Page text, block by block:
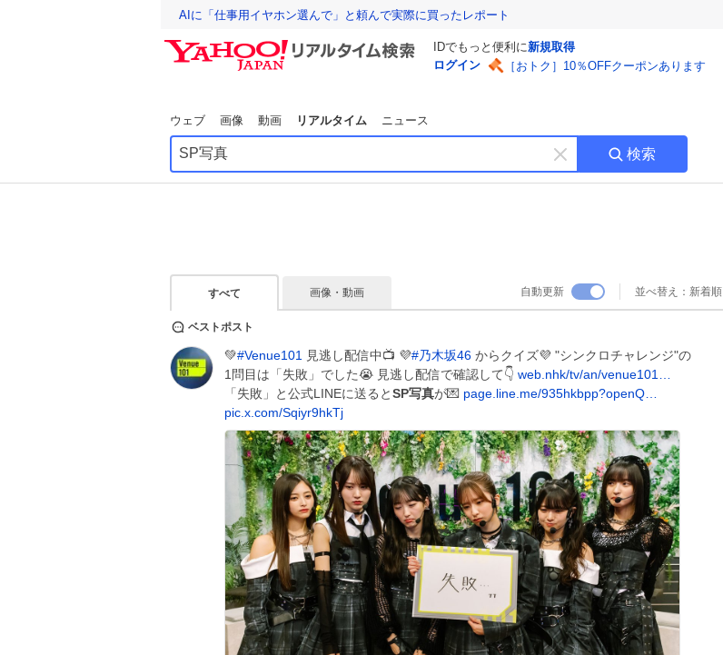
AIに「仕事用イヤホン選んで」と頼んで実際に買ったレポート
IDでもっと便利に新規取得
ログイン
［おトク］10％OFFクーポンあります
ウェブ 画像 動画 リアルタイム ニュース
キ
ー
す
検索
すべて 画像・動画 自動更新 並べ替え： 新着順
ベストポスト
💚#Venue101 見逃し配信中📺 💜#乃木坂46 からクイズ💜 "シンクロチャレンジ"の
1問目は「失敗」でした😭 見逃し配信で確認して👇️ web.nhk/tv/an/venue101…
「失敗」と公式LINEに送るとSP写真が💌 page.line.me/935hkbpp?openQ…
pic.x.com/Sqiyr9hkTj